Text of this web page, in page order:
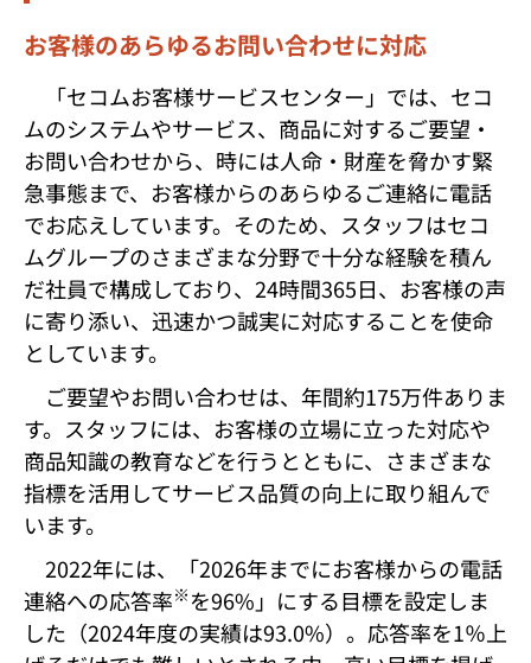
お客様のあらゆるお問い合わせに対応
「セコムお客様サービスセンター」では、セコ
ムのシステムやサービス、商品に対するご要望・
お問い合わせから、時には人命・財産を脅かす緊
急事態まで、お客様からのあらゆるご連絡に電話
でお応えしています。そのため、スタッフはセコ
ムグループのさまざまな分野で十分な経験を積ん
だ社員で構成しており、24時間365日、お客様の声
に寄り添い、迅速かつ誠実に対応することを使命
としています。
ご要望やお問い合わせは、年間約175万件ありま
す。スタッフには、お客様の立場に立った対応や
商品知識の教育などを行うとともに、さまざまな
指標を活用してサービス品質の向上に取り組んで
います。
2022年には、「2026年までにお客様からの電話
連絡への応答率※ を96%」にする目標を設定しま
した（2024年度の実績は93.0%）。応答率を1％上